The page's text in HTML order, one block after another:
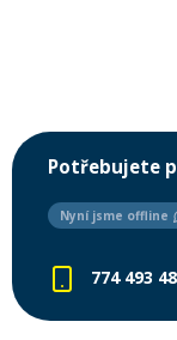
Potřebujete
Nyní jsme offline
774 493